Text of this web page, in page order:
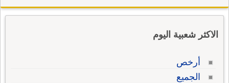
الاكثر شعبية اليوم
أرخص
الجميع